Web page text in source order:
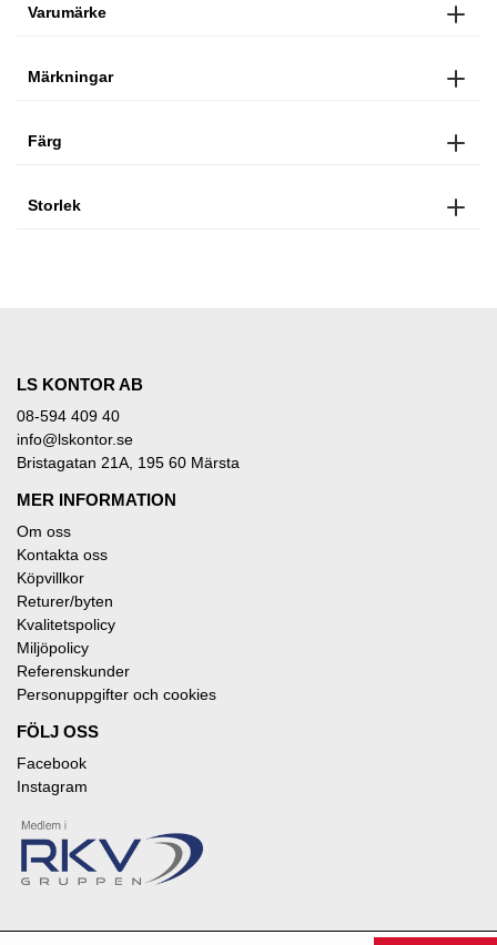
Varumärke
Märkningar
Färg
Storlek
LS KONTOR AB
08-594 409 40
info@lskontor.se
Bristagatan 21A, 195 60 Märsta
MER INFORMATION
Om oss
Kontakta oss
Köpvillkor
Returer/byten
Kvalitetspolicy
Miljöpolicy
Referenskunder
Personuppgifter och cookies
FÖLJ OSS
Facebook
Instagram